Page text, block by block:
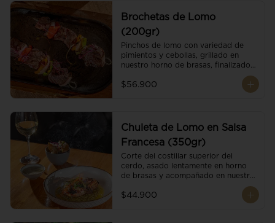
Brochetas de Lomo
(200gr)
Pinchos de lomo con variedad de
pimientos y cebollas, grillado en
nuestro horno de brasas, finalizado
con cristales de sal. Acompañado de
salsa criolla.
$56.900
Chuleta de Lomo en Salsa
Francesa (350gr)
Corte del costillar superior del
cerdo, asado lentamente en horno
de brasas y acompañado en nuestra
$44.900